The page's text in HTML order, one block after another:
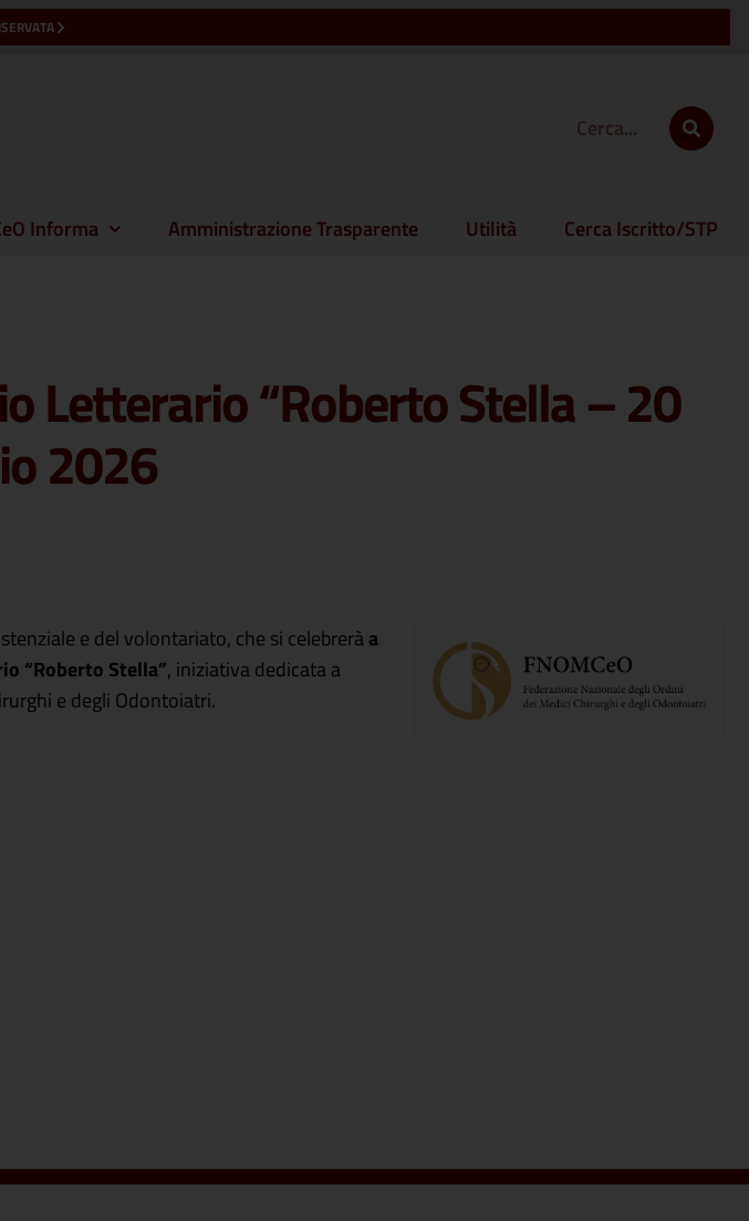
Informa Amministrazione Trasparente Utilità Cerca Iscritto/STP
Letterario “Roberto Stella – 20
2026
e del volontariato, che si celebreràa
“Roberto Stella”, iniziativa dedicata a
e degli Odontoiatri.